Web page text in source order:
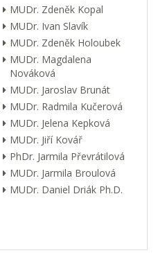
MUDr. Zdeněk Kopal
MUDr. Ivan Slavík
MUDr. Zdeněk Holoubek
MUDr. Magdalena
Nováková
MUDr. Jaroslav Brunát
MUDr. Radmila Kučerová
MUDr. Jelena Kepková
MUDr. Jiří Kovář
PhDr. Jarmila Převrátilová
MUDr. Jarmila Broulová
MUDr. Daniel Driák Ph.D.